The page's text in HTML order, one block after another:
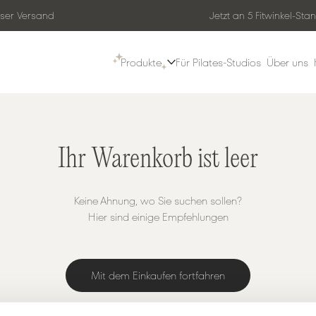
Versand Jetzt an 5 Fitwinkel-
Produkte Für Pilates-Studios Über uns
Ihr Warenkorb ist leer
Keine Ahnung, wo Sie suchen sollen?
Hier sind einige Empfehlungen
Mit dem Einkaufen fortfahren